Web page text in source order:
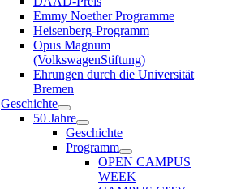
Emmy Noether Programme
Heisenberg-Programm
Opus Magnum
(VolkswagenStiftung)
Ehrungen durch die Universität
Bremen
Geschichte
50 Jahre
Geschichte
Programm
OPEN CAMPUS
WEEK